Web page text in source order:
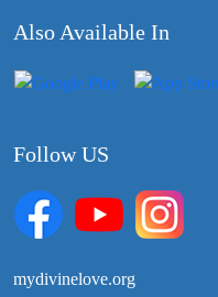
Also Available In
Follow US
mydivinelove.org